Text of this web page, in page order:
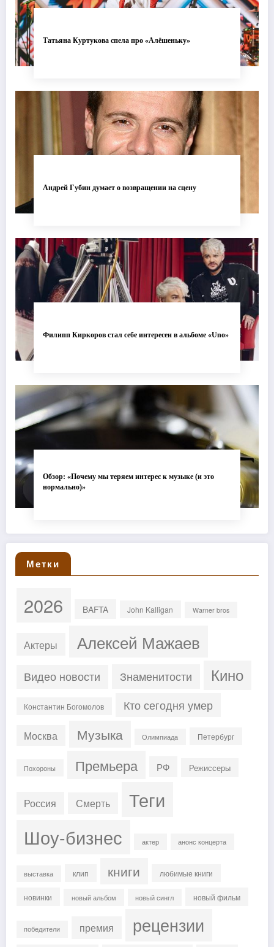
Татьяна Куртукова спела про «Алёшеньку»
Андрей Губин думает о возвращении на сцену
Филипп Киркоров стал себе интересен в альбоме «Uno»
Обзор: «Почему мы теряем интерес к музыке (и это
нормально)»
Метки
2026 BAFTA John Kalligan Warner bros
Актеры Алексей Мажаев
Видео новости Знаменитости Кино
Константин Богомолов Кто сегодня умер
Москва Музыка Олимпиада Петербург
Похороны Премьера РФ Режиссеры
Россия Смерть Теги
Шоу-бизнес актер анонс концерта
выставка клип книги любимые книги
новинки новый альбом новый сингл новый фильм
победители премия рецензии